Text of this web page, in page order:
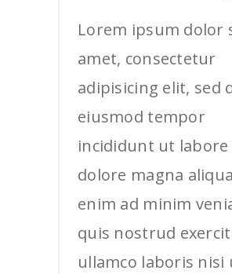
Lorem ipsum dolor
amet, consectetur
adipisicing elit, sed
eiusmod tempor
incididunt ut labore
dolore magna
enim ad minim
quis nostrud
ullamco laboris nisi